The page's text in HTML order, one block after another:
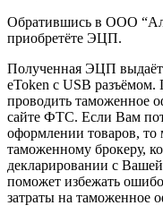
Обратившись в ООО
приобретёте ЭЦП.
Полученная ЭЦП
eToken с USB
проводить таможенное
сайте ФТС. Если Вам
оформлении товаров, то
таможенному брокеру,
декларировании с
поможет избежать
затраты на таможенное